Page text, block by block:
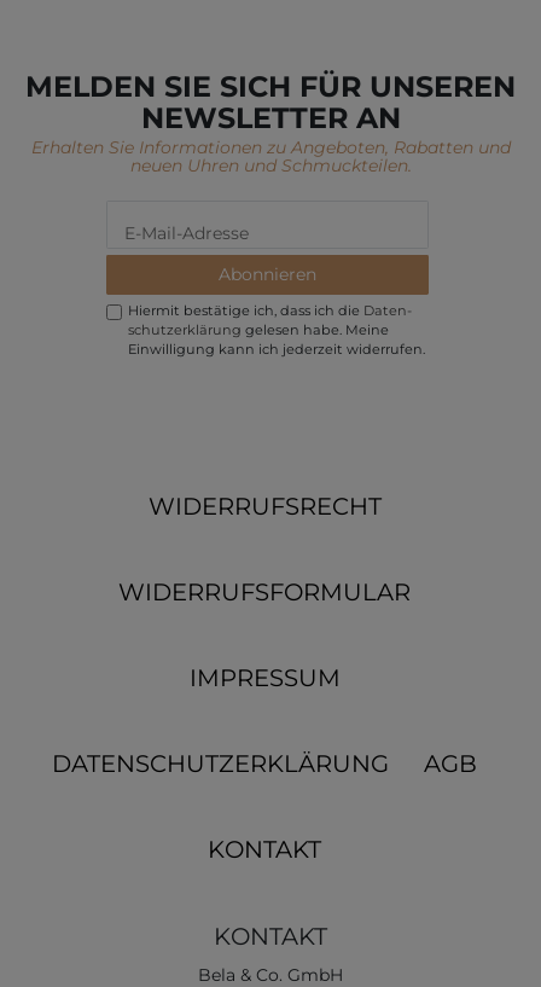
MELDEN SIE SICH FÜR UNSEREN
NEWSLETTER AN
Erhalten Sie Informationen zu Angeboten, Rabatten und
neuen Uhren und Schmuckteilen.
Abonnieren
Hiermit bestätige ich, dass ich die Daten­
schutz­erklärung gelesen habe. Meine
Einwilligung kann ich jederzeit widerrufen.
WIDERRUFSRECHT
WIDERRUFSFORMULAR
IMPRESSUM
DATENSCHUTZERKLÄRUNG AGB
KONTAKT
KONTAKT
Bela & Co. GmbH